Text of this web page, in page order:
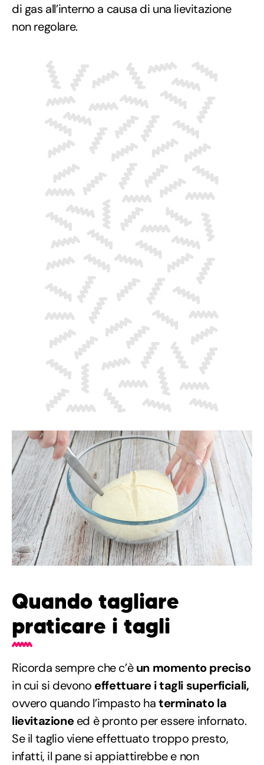
di gas all’interno a causa di una lievitazione
non regolare.
Quando tagliare
praticare i tagli
Ricorda sempre che c’èun momento preciso
in cui si devono effettuare i tagli superficiali,
ovvero quando l’impasto haterminato la
lievitazioneed è pronto per essere infornato.
Se il taglio viene effettuato troppo presto,
infatti, il pane si appiattirebbe e non